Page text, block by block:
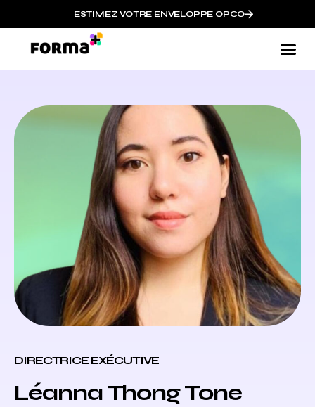
ESTIMEZ VOTRE ENVELOPPE OPCO
DIRECTRICE EXÉCUTIVE
Léanna Thong Tone